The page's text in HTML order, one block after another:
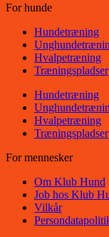
For hunde
Hundetræning
Hvalpetræning
Træningspladser
Hundetræning
Hvalpetræning
Træningspladser
For mennesker
Om Klub Hund
Job hos Klub
Vilkår